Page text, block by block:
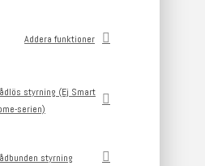
Addera funktioner
styrning (Ej Smart
serien)
styrning